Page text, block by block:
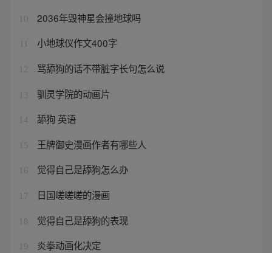
10 2036年毁神星会撞地球吗
小地球仪作文400字
12 骂舔狗的话不带脏字长句怎么说
13 驯灵学院的动画片
14 舔狗 英语
15 王牌御史漫画作者有哪些人
16 觉得自己是舔狗怎么办
17 日国嗟嗟嗟的漫画
18 觉得自己是舔狗的表现
19 炎拳动画化决定